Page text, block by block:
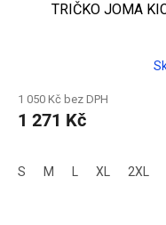
TRIČKO JOMA
1 050 Kč bez DPH
1 271 Kč
S M L XL 2XL